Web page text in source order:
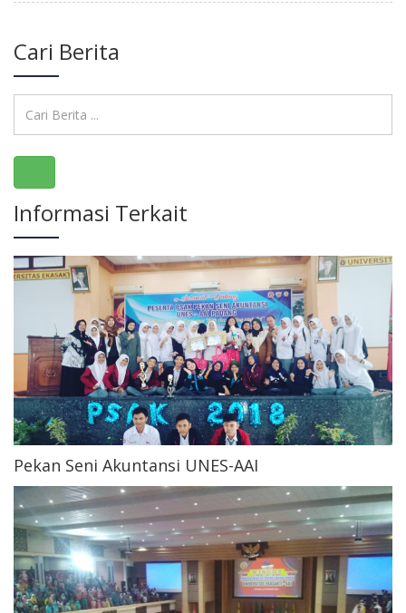
Cari Berita
Informasi Terkait
Pekan Seni Akuntansi UNES-AAI